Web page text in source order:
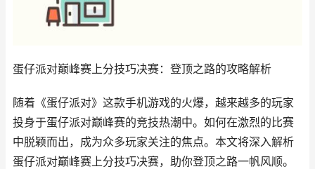
蛋仔派对巅峰赛上分技巧决赛：登顶之路的攻略解析
随着《蛋仔派对》这款手机游戏的火爆，越来越多的玩家
投身于蛋仔派对巅峰赛的竞技热潮中。如何在激烈的比赛
中脱颖而出，成为众多玩家关注的焦点。本文将深入解析
蛋仔派对巅峰赛上分技巧决赛，助你登顶之路一帆风顺。